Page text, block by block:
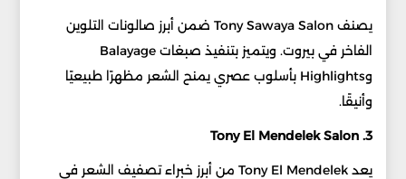
يصنف Tony Sawaya Salon ضمن أبرز صالونات التلوين
الفاخر في بيروت. ويتميز بتنفيذ صبغات Balayage
وHighlights بأسلوب عصري يمنح الشعر مظهرًا طبيعيًا
وأنيقًا.
3. Tony El Mendelek Salon
يعد Tony El Mendelek من أبرز خبراء تصفيف الشعر في